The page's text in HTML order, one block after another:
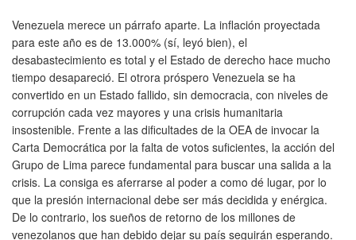
Venezuela merece un párrafo aparte. La inflación proyectada
para este año es de 13.000% (sí, leyó bien), el
desabastecimiento es total y el Estado de derecho hace mucho
tiempo desapareció. El otrora próspero Venezuela se ha
convertido en un Estado fallido, sin democracia, con niveles de
corrupción cada vez mayores y una crisis humanitaria
insostenible. Frente a las dificultades de la OEA de invocar la
Carta Democrática por la falta de votos suficientes, la acción del
Grupo de Lima parece fundamental para buscar una salida a la
crisis. La consiga es aferrarse al poder a como dé lugar, por lo
que la presión internacional debe ser más decidida y enérgica.
De lo contrario, los sueños de retorno de los millones de
venezolanos que han debido dejar su país seguirán esperando.